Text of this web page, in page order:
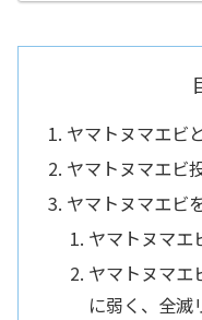
ヤマトヌマエビ
ヤマトヌマエビ
ヤマトヌマエビ
ヤマトヌマエ
ヤマトヌマエ
に弱く、全滅